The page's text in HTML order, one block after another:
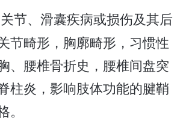
节、滑囊疾病或损伤及其后
节畸形，胸廓畸形，习惯性
、腰椎骨折史，腰椎间盘突
柱炎，影响肢体功能的腱鞘